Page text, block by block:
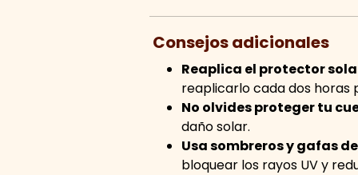
Consejos adicionales
Reaplica el protector
reaplicarlo cada dos
No olvides proteger tu
daño solar.
Usa sombreros y gafas
bloquear los rayos UV y